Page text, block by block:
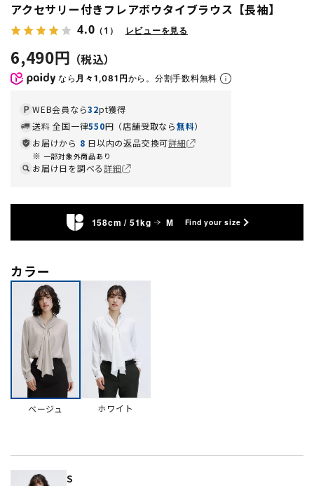
アクセサリー付きフレアボウタイブラウス【長袖】
4.0 （1） レビューを見る
6,490円
なら 月々1,081円から。分割手数料無料
WEB会員なら32pt獲得
送料 全国一律550円（店舗受取なら無料）
お届けから 8 日以内の返品交換可詳細
一部対象外商品あり
お届け日を調べる詳細
158cm / 51kg M Find your size
カラー
ベージュ ホワイト
S